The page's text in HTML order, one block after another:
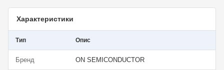
Характеристики
Тип Опис
Бренд ON SEMICONDUCTOR